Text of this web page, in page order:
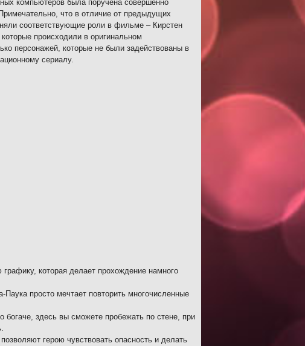
компьютеров была поручена совершенно
что в отличие от предыдущих
соответствующие роли в фильме – Кирстен
происходили в оригинальном
персонажей, которые не были задействованы в
сериалу.
которая делает прохождение намного
просто мечтает повторить многочисленные
здесь вы сможете пробежать по стене, при
герою чувствовать опасность и делать